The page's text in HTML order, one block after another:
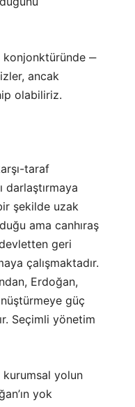
konjonktüründe ‒
ancak
olabiliriz.
taraf
darlaştırmaya
şekilde uzak
ama canhıraş
geri
çalışmaktadır.
Erdoğan,
güç
Seçimli yönetim
kurumsal yolun
yok